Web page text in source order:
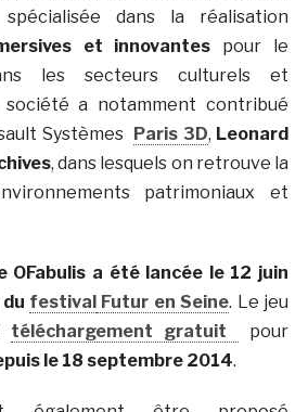
dans la réalisation
et innovantes pour le
les secteurs culturels et
a notamment contribué
Systèmes
Paris 3D, Leonard
, dans lesquels on retrouve la
patrimoniaux et
OFabulis a été lancée le 12 juin
festival Futur en Seine. Le jeu
téléchargement gratuit
pour
le 18 septembre 2014.